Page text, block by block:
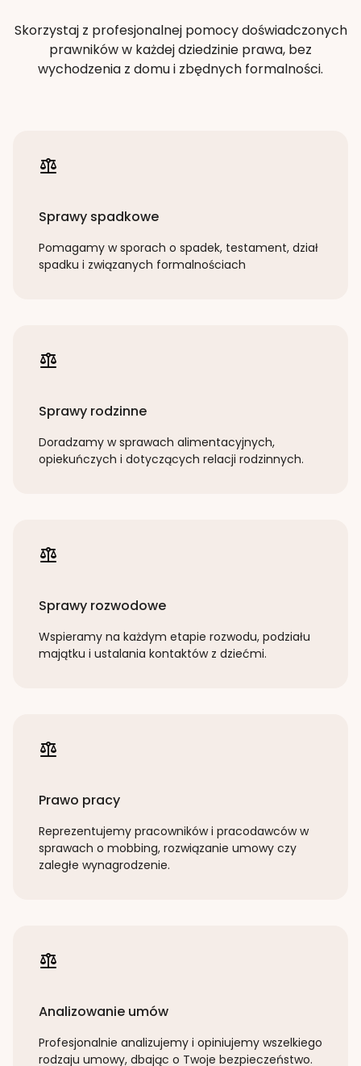
Skorzystaj z profesjonalnej pomocy doświadczonych
prawników w każdej dziedzinie prawa, bez
wychodzenia z domu i zbędnych formalności.
Sprawy spadkowe
Pomagamy w sporach o spadek, testament, dział
spadku i związanych formalnościach
Sprawy rodzinne
Doradzamy w sprawach alimentacyjnych,
opiekuńczych i dotyczących relacji rodzinnych.
Sprawy rozwodowe
Wspieramy na każdym etapie rozwodu, podziału
majątku i ustalania kontaktów z dziećmi.
Prawo pracy
Reprezentujemy pracowników i pracodawców w
sprawach o mobbing, rozwiązanie umowy czy
zaległe wynagrodzenie.
Analizowanie umów
Profesjonalnie analizujemy i opiniujemy wszelkiego
rodzaju umowy, dbając o Twoje bezpieczeństwo.